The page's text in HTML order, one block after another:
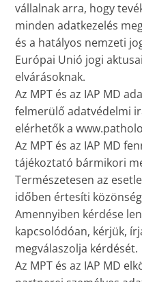
vállalnak arra, hogy
minden adatkezelés
és a hatályos nemzeti
Európai Unió jogi
elvárásoknak.
Az MPT és az IAP MD
felmerülő adatvédelmi
elérhetők a
Az MPT és az IAP MD
tájékoztató bármikori
Természetesen az
időben értesíti
Amennyiben kérdése
kapcsolódóan, kérjük,
megválaszolja kérdését.
Az MPT és az IAP MD